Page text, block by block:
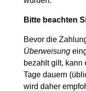
Bitte beachten
Bevor die
Überweisung
bezahlt gilt, kann
Tage dauern
wird daher